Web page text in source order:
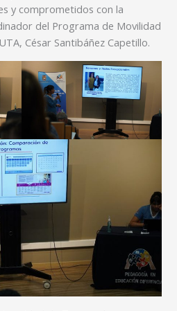
y comprometidos con la
del Programa de Movilidad
César Santibáñez Capetillo.